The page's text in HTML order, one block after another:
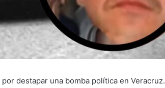
destapar una bomba política en Veracruz.